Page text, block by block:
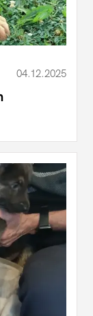
04.12.2025